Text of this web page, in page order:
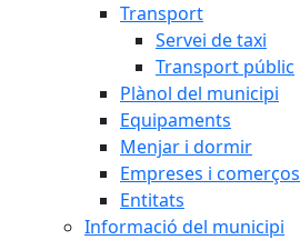
Transport
Servei de taxi
Transport públic
Plànol del municipi
Equipaments
Menjar i dormir
Empreses i comerços
Entitats
Informació del municipi